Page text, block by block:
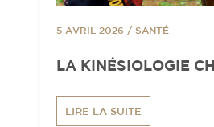
5 AVRIL 2026 / SANTÉ
LA KINÉSIOLOGIE
LIRE LA SUITE